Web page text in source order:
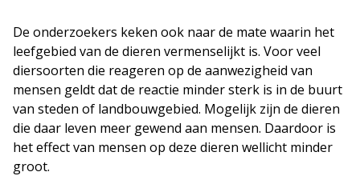
De onderzoekers keken ook naar de mate waarin het
leefgebied van de dieren vermenselijkt is. Voor veel
diersoorten die reageren op de aanwezigheid van
mensen geldt dat de reactie minder sterk is in de buurt
van steden of landbouwgebied. Mogelijk zijn de dieren
die daar leven meer gewend aan mensen. Daardoor is
het effect van mensen op deze dieren wellicht minder
groot.